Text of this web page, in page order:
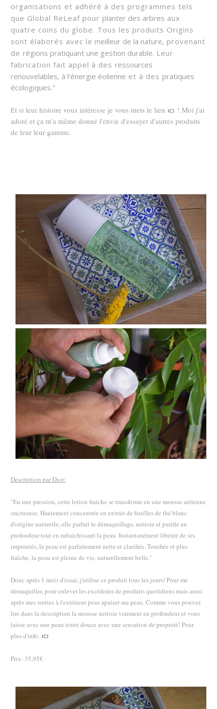
organisations et adhéré à des programmes tels
que Global ReLeaf pour planter des arbres aux
quatre coins du globe. Tous les produits Origins
sont élaborés avec le meilleur de la nature, provenant
de régions pratiquant une gestion durable. Leur
fabrication fait appel à des ressources
renouvelables, à l’énergie éolienne et à des pratiques
écologiques."
Et si leur histoire vous intéresse je vous mets le lien ICI
! Moi j'ai
adoré et ça m'a même donné l'envie d'essayer d'autres produits
de leur leur gamme.
Description par Dior:
"En une pression, cette lotion fraiche se transforme en une mousse aérienne
onctueuse. Hautement concentrée en extrait de feuilles de thé blanc
d'origine naturelle, elle parfait le démaquillage, nettoie et purifie en
profondeur tout en rafraichissant la peau. Instantanément libérée de ses
impuretés, la peau est parfaitement nette et clarifiée. Tonifiée et plus
fraîche, la peau est pleine de vie, naturellement belle."
Donc après 1 mois d'essai, j'utilise ce produit tous les jours! Pour me
démaquiller, pour enlever les excédents de produits quotidiens mais aussi
après mes sorties à l'extérieur pour apaiser ma peau. Comme vous pouvez
lire dans la description la mousse nettoie vraiment en profondeur et vous
laisse avec une peau toute douce avec une sensation de propreté! Pour
plus d'info: ICI
Prix: 35,95€